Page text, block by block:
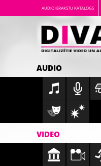
AUDIO IERAKSTU KATALOGS
AUDIO
VIDEO